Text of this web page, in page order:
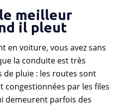
meilleur
il pleut
en voiture, vous avez sans
la conduite est très
pluie : les routes sont
congestionnées par les files
demeurent parfois des